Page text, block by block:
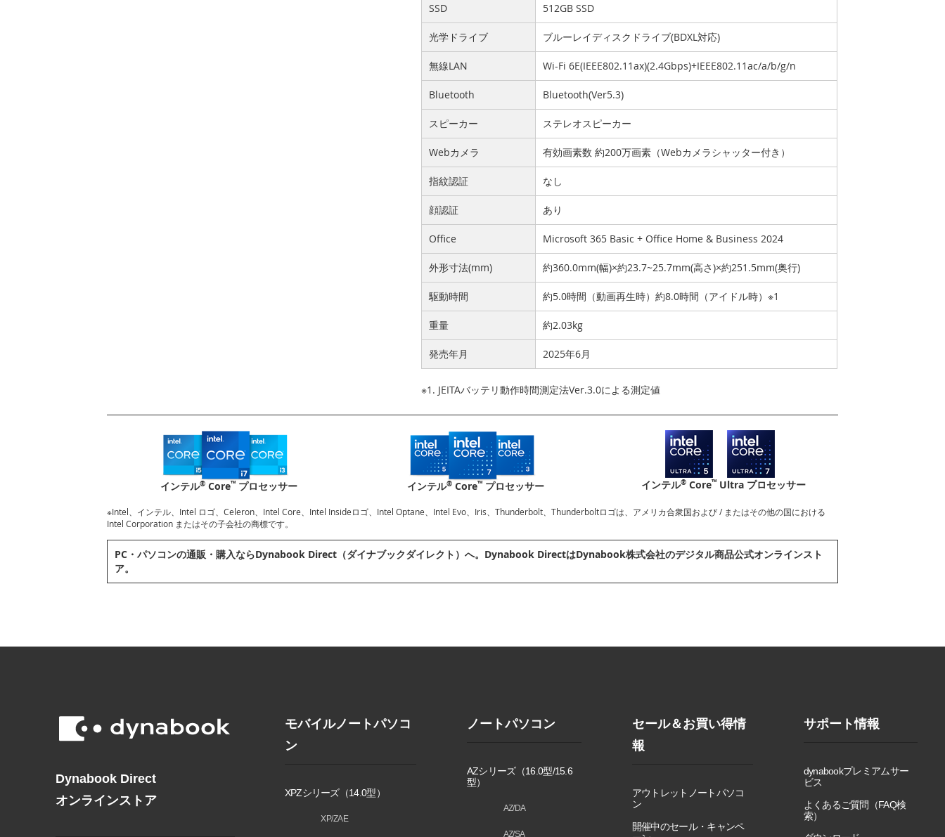
SSD 512GB SSD
光学ドライブ ブルーレイディスクドライブ(BDXL対応)
無線LAN Wi-Fi 6E(IEEE802.11ax)(2.4Gbps)+IEEE802.11ac/a/b/g/n
Bluetooth Bluetooth(Ver5.3)
スピーカー ステレオスピーカー
Webカメラ 有効画素数 約200万画素（Webカメラシャッター付き）
指紋認証 なし
顔認証 あり
Office Microsoft 365 Basic + Office Home & Business 2024
外形寸法(mm) 約360.0mm(幅)×約23.7~25.7mm(高さ)×約251.5mm(奥行)
駆動時間 約5.0時間（動画再生時）約8.0時間（アイドル時）※1
重量 約2.03kg
発売年月 2025年6月
※1. JEITAバッテリ動作時間測定法Ver.3.0による測定値
インテル®Core™プロセッサー インテル® Core™ プロセッサー インテル®Core™Ultra プロセッサー
※Intel、インテル、Intel ロゴ、Celeron、Intel Core、Intel Insideロゴ、Intel Optane、Intel Evo、Iris、Thunderbolt、Thunderboltロゴは、アメリカ合衆国および / またはその他の国における
Intel Corporation またはその子会社の商標です。
PC・パソコンの通販・購⼊ならDynabook Direct（ダイナブックダイレクト）へ。Dynabook DirectはDynabook株式会社のデジタル商品公式オンラインスト
ア。
Dynabook Direct
オンラインストア
モバイルノートパソコ
ン
XPZシリーズ（14.0型）
XP/ZAE
ノートパソコン
AZシリーズ（16.0型/15.6
型）
AZ/DA
AZ/SA
セール＆お買い得情
報
アウトレットノートパソコ
ン
開催中のセール・キャンペ
サポート情報
dynabookプレミアムサー
ビス
よくあるご質問（FAQ検
索）